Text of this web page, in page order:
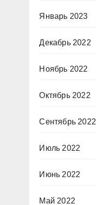
Январь 2023
Декабрь 2022
Ноябрь 2022
Октябрь 2022
Сентябрь 2022
Июль 2022
Июнь 2022
Май 2022